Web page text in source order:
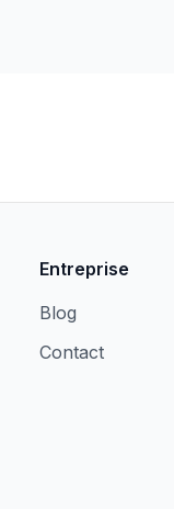
Entreprise
Blog
Contact